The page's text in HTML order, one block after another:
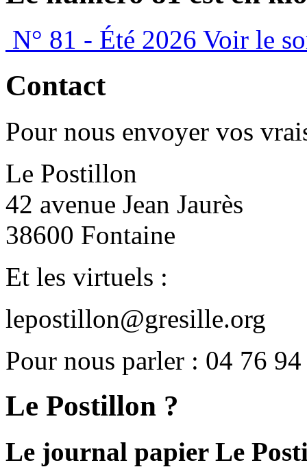
N° 81 - Été 2026 Voir le
Contact
Pour nous envoyer vos
Le Postillon
42 avenue Jean Jaurès
38600 Fontaine
Et les virtuels :
lepostillon@gresille.org
Pour nous parler : 04 76
Le Postillon ?
Le journal papier Le